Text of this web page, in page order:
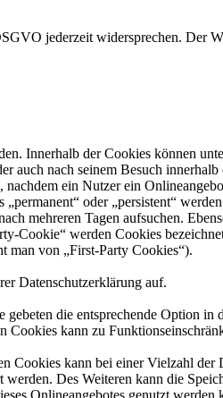
jederzeit widersprechen. Der
Innerhalb der Cookies können
nach seinem Besuch
ein Nutzer ein
oder „persistent“
mehreren Tagen aufsuchen.
werden Cookies
man von „First-Party Cookies“).
Datenschutzerklärung auf.
die entsprechende Option
kann zu
Cookies kann bei einer Vielzahl
werden. Des Weiteren kann die
Onlineangebotes genutzt werden